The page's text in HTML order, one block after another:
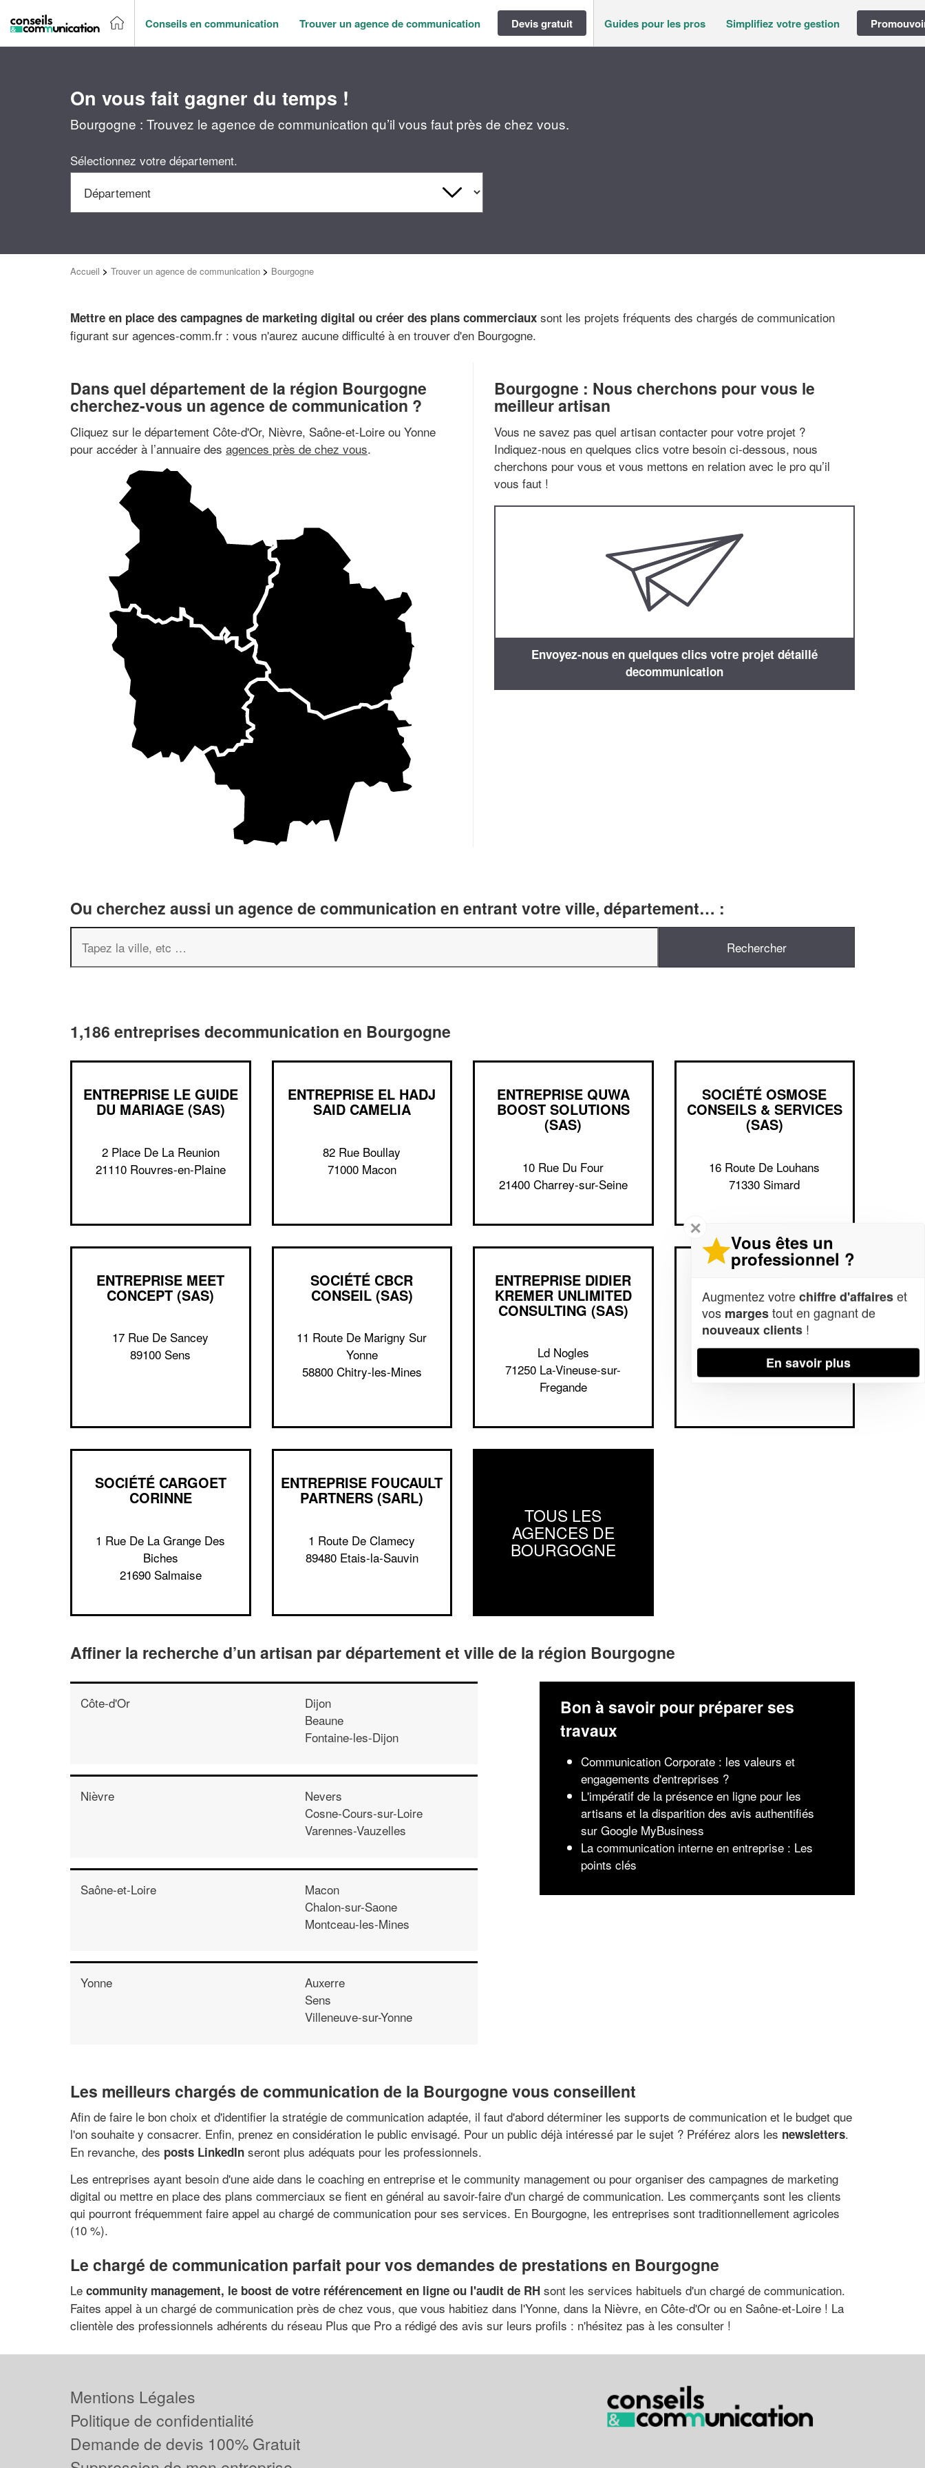
Conseils en communication Trouver un agence de communication Devis gratuit Guides pour les pros Simplifiez votre gestion
On vous fait gagner du temps !
Bourgogne : Trouvez le agence de communication qu’il vous faut près de chez vous.
Sélectionnez votre département.
Accueil > Trouver un agence de communication > Bourgogne
Mettre en place des campagnes de marketing digital ou créer des plans commerciaux sont les projets fréquents des chargés de communication
figurant sur agences-comm.fr : vous n'aurez aucune difficulté à en trouver d'en Bourgogne.
Dans quel département de la région Bourgogne
cherchez-vous un agence de communication ?
Cliquez sur le département Côte-d'Or, Nièvre, Saône-et-Loire ou Yonne
pour accéder à l’annuaire des agences près de chez vous.
Bourgogne : Nous cherchons pour vous le
meilleur artisan
Vous ne savez pas quel artisan contacter pour votre projet ?
Indiquez-nous en quelques clics votre besoin ci-dessous, nous
cherchons pour vous et vous mettons en relation avec le pro qu’il
vous faut !
Envoyez-nous en quelques clics votre projet détaillé
decommunication
Ou cherchez aussi un agence de communication en entrant votre ville, département… :
1,186 entreprises decommunication en Bourgogne
ENTREPRISE LE GUIDE
DU MARIAGE (SAS)
2 Place De La Reunion
21110 Rouvres-en-Plaine
ENTREPRISE EL HADJ
SAID CAMELIA
82 Rue Boullay
71000 Macon
ENTREPRISE QUWA
BOOST SOLUTIONS
(SAS)
10 Rue Du Four
21400 Charrey-sur-Seine
SOCIÉTÉ OSMOSE
CONSEILS & SERVICES
(SAS)
16 Route De Louhans
71330 Simard
ENTREPRISE MEET
CONCEPT (SAS)
17 Rue De Sancey
89100 Sens
SOCIÉTÉ CBCR
CONSEIL (SAS)
11 Route De Marigny Sur
Yonne
58800 Chitry-les-Mines
ENTREPRISE DIDIER
KREMER UNLIMITED
CONSULTING (SAS)
Ld Nogles
71250 La-Vineuse-sur-
Fregande
BOISSIERE CONSEIL
(JBC) (SAS)
24 Rue Des Bordes
89660 Chatel-Censoir
SOCIÉTÉ CARGOET
CORINNE
1 Rue De La Grange Des
Biches
21690 Salmaise
ENTREPRISE FOUCAULT
PARTNERS (SARL)
1 Route De Clamecy
89480 Etais-la-Sauvin
TOUS LES
AGENCES DE
BOURGOGNE
Affiner la recherche d’un artisan par département et ville de la région Bourgogne
Côte-d'Or
Dijon
Beaune
Fontaine-les-Dijon
Nièvre
Nevers
Cosne-Cours-sur-Loire
Varennes-Vauzelles
Saône-et-Loire
Macon
Chalon-sur-Saone
Montceau-les-Mines
Yonne
Auxerre
Sens
Villeneuve-sur-Yonne
Bon à savoir pour préparer ses
travaux
Communication Corporate : les valeurs et
engagements d'entreprises ?
L'impératif de la présence en ligne pour les
artisans et la disparition des avis authentifiés
sur Google MyBusiness
La communication interne en entreprise : Les
points clés
Les meilleurs chargés de communication de la Bourgogne vous conseillent
Afin de faire le bon choix et d'identifier la stratégie de communication adaptée, il faut d'abord déterminer les supports de communication et le budget que
l'on souhaite y consacrer. Enfin, prenez en considération le public envisagé. Pour un public déjà intéressé par le sujet ? Préférez alors les newsletters.
En revanche, des posts LinkedIn seront plus adéquats pour les professionnels.
Les entreprises ayant besoin d'une aide dans le coaching en entreprise et le community management ou pour organiser des campagnes de marketing
digital ou mettre en place des plans commerciaux se fient en général au savoir-faire d'un chargé de communication. Les commerçants sont les clients
qui pourront fréquemment faire appel au chargé de communication pour ses services. En Bourgogne, les entreprises sont traditionnellement agricoles
(10 %).
Le chargé de communication parfait pour vos demandes de prestations en Bourgogne
Le community management, le boost de votre référencement en ligne ou l'audit de RH sont les services habituels d'un chargé de communication.
Faites appel à un chargé de communication près de chez vous, que vous habitiez dans l'Yonne, dans la Nièvre, en Côte-d'Or ou en Saône-et-Loire ! La
clientèle des professionnels adhérents du réseau Plus que Pro a rédigé des avis sur leurs profils : n'hésitez pas à les consulter !
✕
Vous êtes un
professionnel ?
Augmentez votrechiffre d'affaireset
vos margestout en gagnant de
nouveaux clients !
En savoir plus
Mentions Légales
Politique de confidentialité
Demande de devis 100% Gratuit